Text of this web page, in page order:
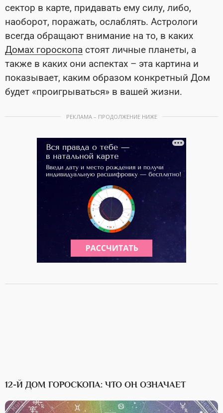
сектор в карте, придавать ему силу, либо,
наоборот, поражать, ослаблять. Астрологи
всегда обращают внимание на то, в каких
Домах гороскопа стоят личные планеты, а
также в каких они аспектах – эта картина и
показывает, каким образом конкретный Дом
будет «проигрываться» в вашей жизни.
РЕКЛАМА – ПРОДОЛЖЕНИЕ НИЖЕ
12-Й ДОМ ГОРОСКОПА: ЧТО ОН ОЗНАЧАЕТ